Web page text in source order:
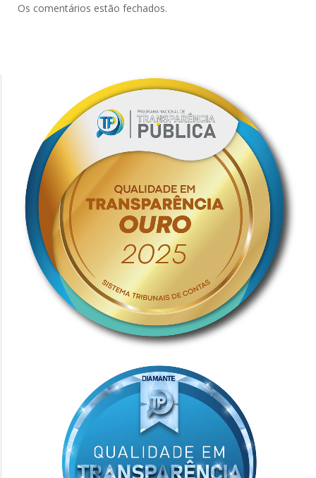
Os comentários estão fechados.